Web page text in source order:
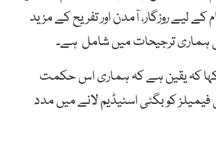
لیے روزگار، آمدن اور تفریح کے مزید
ہماری ترجیحات میں شامل ہے۔
کہ یقین ہے کہ ہماری اس حکمت
کو بگٹی اسٹیڈیم لانے میں مدد